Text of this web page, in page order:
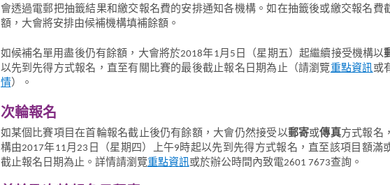
會透過電郵把抽籤結果和繳交報名費的安排通知各機構。如在抽籤後或繳交報名費
額，大會將安排由候補機構填補餘額。
如候補名單用盡後仍有餘額，大會將於2018年1月5日（星期五）起繼續接受機構以
以先到先得方式報名，直至有關比賽的最後截止報名日期為止（請瀏覽重點資訊或
情）。
次輪報名
如某個比賽項目在首輪報名截止後仍有餘額，大會仍然接受以郵寄或傳真方式報名
構由2017年11月23日（星期四）上午9時起以先到先得方式報名，直至該項目額滿
截止報名日期為止。詳情請瀏覽重點資訊或於辦公時間內致電2601 7673查詢。